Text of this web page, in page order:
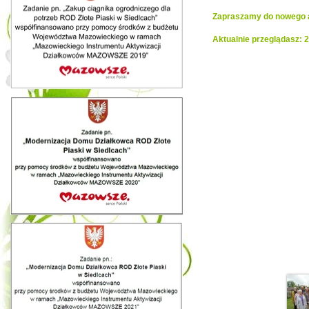
Zapraszamy do nowego
Aktualnie przeglądasz: